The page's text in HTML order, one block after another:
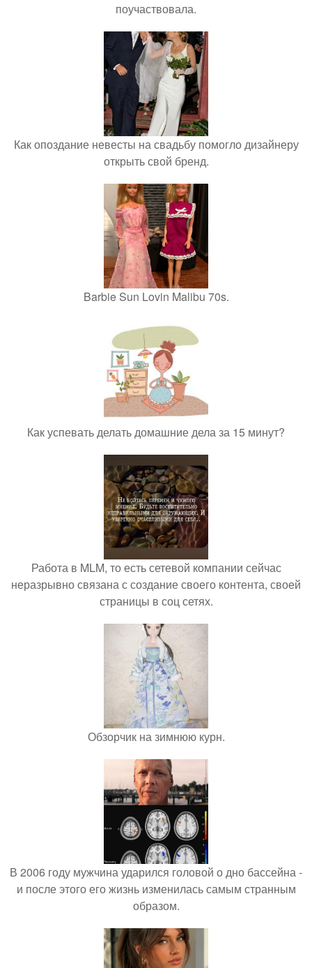
поучаствовала.
Как опоздание невесты на свадьбу помогло дизайнеру
открыть свой бренд.
Barbie Sun Lovin Malibu 70s.
Как успевать делать домашние дела за 15 минут?
Работа в MLM, то есть сетевой компании сейчас
неразрывно связана с создание своего контента, своей
страницы в соц сетях.
Обзорчик на зимнюю курн.
В 2006 году мужчина ударился головой о дно бассейна -
и после этого его жизнь изменилась самым странным
образом.